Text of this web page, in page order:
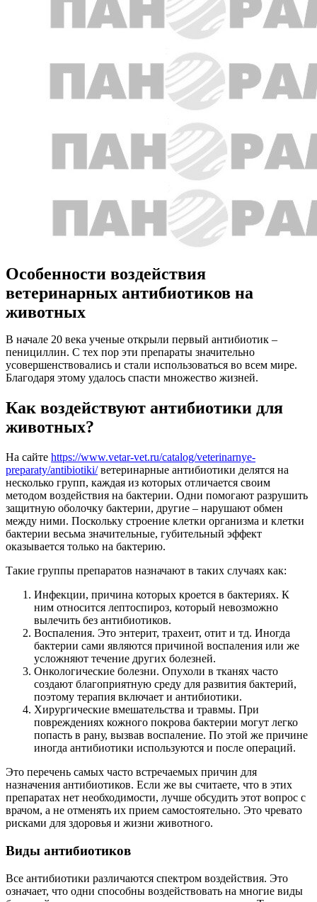
Особенности воздействия
ветеринарных антибиотиков на
животных
В начале 20 века ученые открыли первый антибиотик –
пенициллин. С тех пор эти препараты значительно
усовершенствовались и стали использоваться во всем мире.
Благодаря этому удалось спасти множество жизней.
Как воздействуют антибиотики для
животных?
На сайте https://www.vetar-vet.ru/catalog/veterinarnye-
preparaty/antibiotiki/ветеринарные антибиотики делятся на
несколько групп, каждая из которых отличается своим
методом воздействия на бактерии. Одни помогают разрушить
защитную оболочку бактерии, другие – нарушают обмен
между ними. Поскольку строение клетки организма и клетки
бактерии весьма значительные, губительный эффект
оказывается только на бактерию.
Такие группы препаратов назначают в таких случаях как:
Инфекции, причина которых кроется в бактериях. К
ним относится лептоспироз, который невозможно
вылечить без антибиотиков.
Воспаления. Это энтерит, трахеит, отит и тд. Иногда
бактерии сами являются причиной воспаления или же
усложняют течение других болезней.
Онкологические болезни. Опухоли в тканях часто
создают благоприятную среду для развития бактерий,
поэтому терапия включает и антибиотики.
Хирургические вмешательства и травмы. При
повреждениях кожного покрова бактерии могут легко
попасть в рану, вызвав воспаление. По этой же причине
иногда антибиотики используются и после операций.
Это перечень самых часто встречаемых причин для
назначения антибиотиков. Если же вы считаете, что в этих
препаратах нет необходимости, лучше обсудить этот вопрос с
врачом, а не отменять их прием самостоятельно. Это чревато
рисками для здоровья и жизни животного.
Виды антибиотиков
Все антибиотики различаются спектром воздействия. Это
означает, что одни способны воздействовать на многие виды